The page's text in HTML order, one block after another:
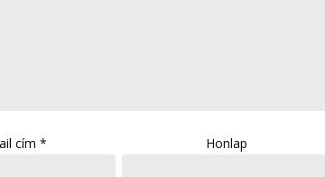
cím* Honlap